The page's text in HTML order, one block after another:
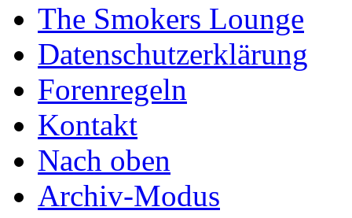
The Smokers Lounge
Datenschutzerklärung
Forenregeln
Kontakt
Nach oben
Archiv-Modus